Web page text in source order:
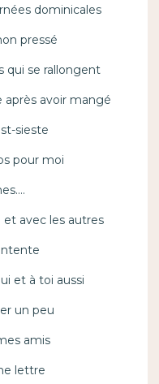
dominicales
pressé
qui se rallongent
après avoir mangé
sieste
pour moi
avec les autres
et à toi aussi
un peu
amis
lettre